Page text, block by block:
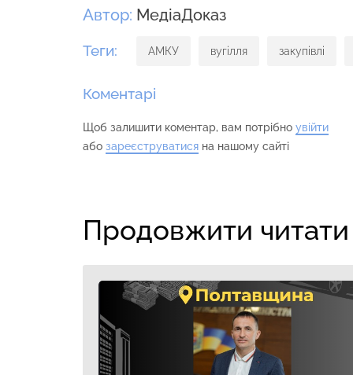
Автор: МедіаДоказ
Теги: АМКУ вугілля закупівлі
Коментарі
Щоб залишити коментар, вам потрібно увійти
або зареєструватисяна нашому сайті
Продовжити читати